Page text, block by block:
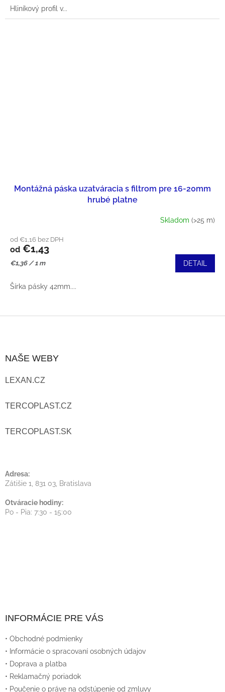
Hliníkový profil v...
Montážná páska uzatváracia s filtrom pre 16-20mm
hrubé platne
Skladom (>25 m)
od €1,16 bez DPH
od €1,43
Jednotková
€1,36 / 1 m DETAIL
Šírka pásky 42mm....
P
Ä
T
NAŠE WEBY
LEXAN.CZ
TERCOPLAST.CZ
TERCOPLAST.SK
Adresa:
Zátišie 1, 831 03, Bratislava
Otváracie hodiny:
Po - Pia: 7:30 - 15:00
INFORMÁCIE PRE VÁS
• Obchodné podmienky
• Informácie o spracovaní osobných údajov
• Doprava a platba
• Reklamačný poriadok
• Poučenie o práve na odstúpenie od zmluvy